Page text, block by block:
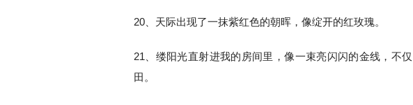
20、天际出现了一抹紫红色的朝晖，像绽开的红玫瑰。
21、缕阳光直射进我的房间里，像一束亮闪闪的金线，不
田。